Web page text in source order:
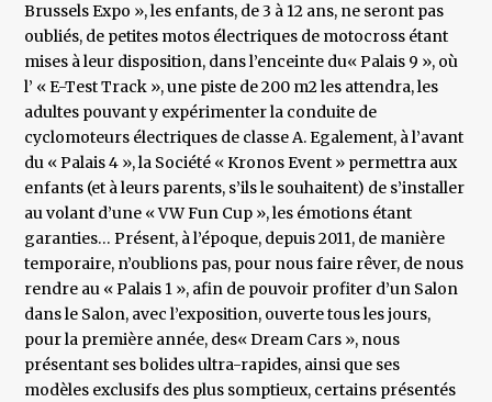
Brussels Expo », les enfants, de 3 à 12 ans, ne seront pas
oubliés, de petites motos électriques de motocross étant
mises à leur disposition, dans l’enceinte du« Palais 9 », où
l’ « E-Test Track », une piste de 200 m2 les attendra, les
adultes pouvant y expérimenter la conduite de
cyclomoteurs électriques de classe A. Egalement, à l’avant
du « Palais 4 », la Société « Kronos Event » permettra aux
enfants (et à leurs parents, s’ils le souhaitent) de s’installer
au volant d’une « VW Fun Cup », les émotions étant
garanties… Présent, à l’époque, depuis 2011, de manière
temporaire, n’oublions pas, pour nous faire rêver, de nous
rendre au « Palais 1 », afin de pouvoir profiter d’un Salon
dans le Salon, avec l’exposition, ouverte tous les jours,
pour la première année, des« Dream Cars », nous
présentant ses bolides ultra-rapides, ainsi que ses
modèles exclusifs des plus somptieux, certains présentés